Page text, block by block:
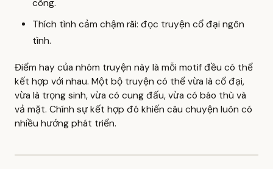
công.
Thích tình cảm chậm rãi: đọc truyện cổ đại ngôn
tình.
Điểm hay của nhóm truyện này là mỗi motif đều có thể
kết hợp với nhau. Một bộ truyện có thể vừa là cổ đại,
vừa là trọng sinh, vừa có cung đấu, vừa có báo thù và
vả mặt. Chính sự kết hợp đó khiến câu chuyện luôn có
nhiều hướng phát triển.